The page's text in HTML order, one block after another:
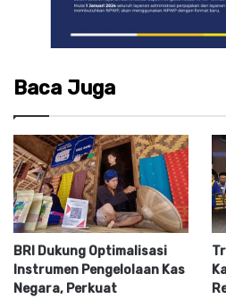
Baca Juga
BRI Dukung Optimalisasi
Instrumen Pengelolaan Kas
Negara, Perkuat